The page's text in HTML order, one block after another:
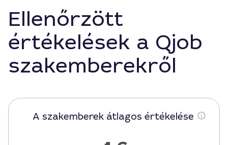
Ellenőrzött
értékelések a Qjob
szakemberekről
A szakemberek átlagos értékelése